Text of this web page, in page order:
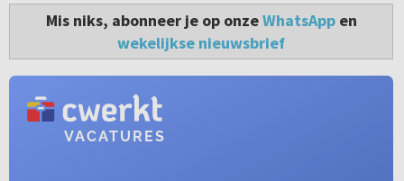
Mis niks, abonneer je op onzeWhatsAppen
wekelijkse nieuwsbrief